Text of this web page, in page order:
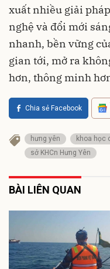
xuất nhiều giải
nghệ và đổi mới
nhanh, bền vững
gian tới, mở ra
hơn, thông minh
Chia sẻ Facebook
hưng yên khoa học
sở KHCn Hưng Yên
BÀI LIÊN QUAN